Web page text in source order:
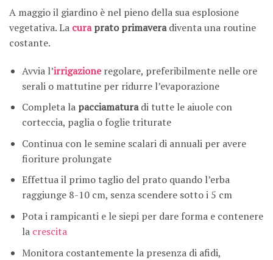
A maggio il giardino è nel pieno della sua esplosione
vegetativa. La curaprato primaveradiventa una routine
costante.
Avvia l’irrigazioneregolare, preferibilmente nelle ore
serali o mattutine per ridurre l’evaporazione
Completa la pacciamaturadi tutte le aiuole con
corteccia, paglia o foglie triturate
Continua con le semine scalari di annuali per avere
fioriture prolungate
Effettua il primo taglio del prato quando l’erba
raggiunge 8-10 cm, senza scendere sotto i 5 cm
Pota i rampicanti e le siepi per dare forma e contenere
la crescita
Monitora costantemente la presenza di afidi,